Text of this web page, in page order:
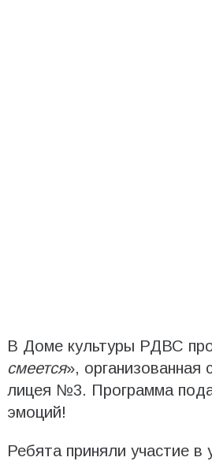
В Доме культуры РДВС
смеется», организованная
лицея №3. Программа
эмоций!
Ребята приняли участие в